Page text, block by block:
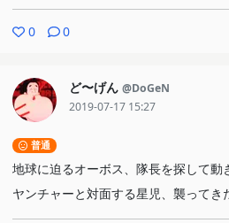
0 0
ど〜げん @DoGeN
2019-07-17 15:27
普通
地球に迫るオーボス、隊長を探して動
ヤンチャーと対面する星児、襲ってき